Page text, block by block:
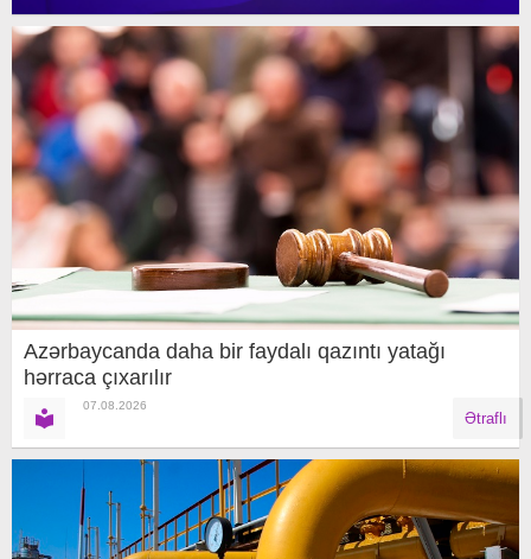
Azərbaycanda daha bir faydalı qazıntı yatağı
hərraca çıxarılır
07.08.2026
Ətraflı